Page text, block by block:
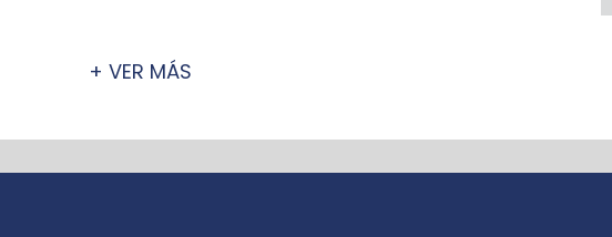
+ VER MÁS